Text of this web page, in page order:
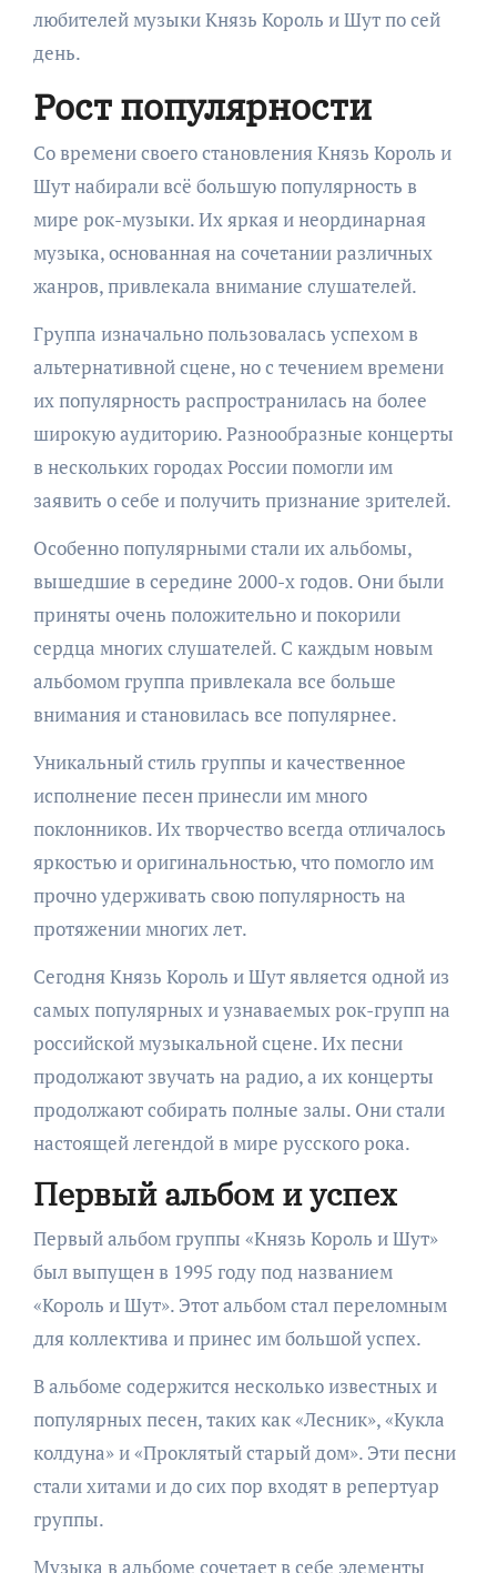
любителей музыки Князь Король и Шут по сей
день.
Рост популярности
Со времени своего становления Князь Король и
Шут набирали всё большую популярность в
мире рок-музыки. Их яркая и неординарная
музыка, основанная на сочетании различных
жанров, привлекала внимание слушателей.
Группа изначально пользовалась успехом в
альтернативной сцене, но с течением времени
их популярность распространилась на более
широкую аудиторию. Разнообразные концерты
в нескольких городах России помогли им
заявить о себе и получить признание зрителей.
Особенно популярными стали их альбомы,
вышедшие в середине 2000-х годов. Они были
приняты очень положительно и покорили
сердца многих слушателей. С каждым новым
альбомом группа привлекала все больше
внимания и становилась все популярнее.
Уникальный стиль группы и качественное
исполнение песен принесли им много
поклонников. Их творчество всегда отличалось
яркостью и оригинальностью, что помогло им
прочно удерживать свою популярность на
протяжении многих лет.
Сегодня Князь Король и Шут является одной из
самых популярных и узнаваемых рок-групп на
российской музыкальной сцене. Их песни
продолжают звучать на радио, а их концерты
продолжают собирать полные залы. Они стали
настоящей легендой в мире русского рока.
Первый альбом и успех
Первый альбом группы «Князь Король и Шут»
был выпущен в 1995 году под названием
«Король и Шут». Этот альбом стал переломным
для коллектива и принес им большой успех.
В альбоме содержится несколько известных и
популярных песен, таких как «Лесник», «Кукла
колдуна» и «Проклятый старый дом». Эти песни
стали хитами и до сих пор входят в репертуар
группы.
Музыка в альбоме сочетает в себе элементы